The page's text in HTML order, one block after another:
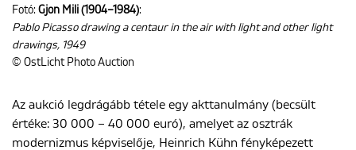
Fotó: Gjon Mili (1904–1984):
Pablo Picasso drawing a centaur in the air with light and other light
drawings, 1949
© OstLicht Photo Auction
Az aukció legdrágább tétele egy akttanulmány (becsült
értéke: 30 000 – 40 000 euró), amelyet az osztrák
modernizmus képviselője, Heinrich Kühn fényképezett